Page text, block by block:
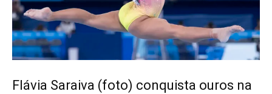
Flávia Saraiva (foto) conquista ouros na